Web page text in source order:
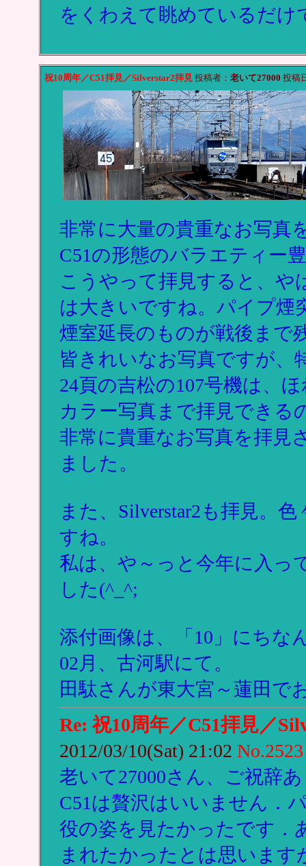
をくわえて眺めているだけ
祝10周年／C51拝見／Silverstar2拝見投稿者： 老いて27000 投稿
非常に大量の貴重なお写真
C51の形態のバラエティー
こうやって拝見すると、や
は大きいですね。パイプ煙
煙室延長のものが戦後まで
皆きれいなお写真ですが、
24頁の吉松の107号機は、
カラー写真まで拝見できる
非常に貴重なお写真を拝見
ました。
また、Silverstar2も拝見。
すね。
私は、や～っと今年に入っ
した(^_^;
添付画像は、「10」にちな
02月、古河駅にて。
田駄さんが東大宮～蓮田で
Re: 祝10周年／C51拝見／
2012/03/10(Sat) 21:02 No.2523
老いて27000さん、ご祝辞
C51は贅沢はいいません．
役の姿を見たかったです．
まれたかったとは思います